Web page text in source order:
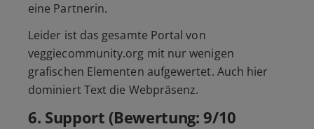
eine Partnerin.
Leider ist das gesamte Portal von
veggiecommunity.org mit nur wenigen
grafischen Elementen aufgewertet. Auch hier
dominiert Text die Webpräsenz.
6. Support (Bewertung: 9/10